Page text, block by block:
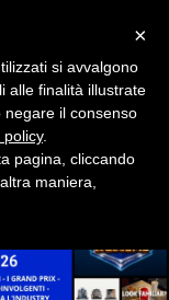
×
si avvalgono
alle finalità illustrate
negare il consenso
policy.
pagina, cliccando
maniera,